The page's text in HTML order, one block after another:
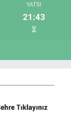
YATSI
21:43